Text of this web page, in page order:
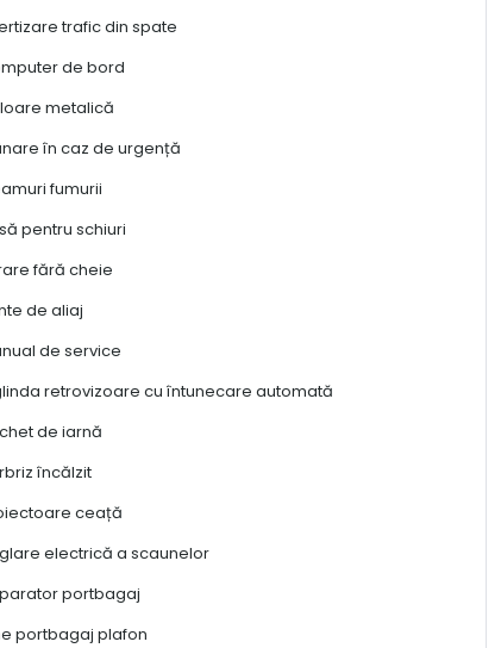
trafic din spate
de bord
metalică
în caz de urgență
fumurii
pentru schiuri
fără cheie
de aliaj
de service
retrovizoare cu întunecare automată
de iarnă
încălzit
ceață
electrică a scaunelor
portbagaj
portbagaj plafon